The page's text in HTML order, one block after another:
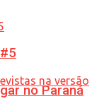
no Paraná